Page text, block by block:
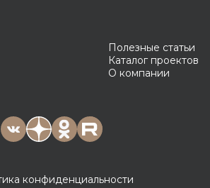
Полезные статьи
Каталог проектов
О компании
конфиденциальности